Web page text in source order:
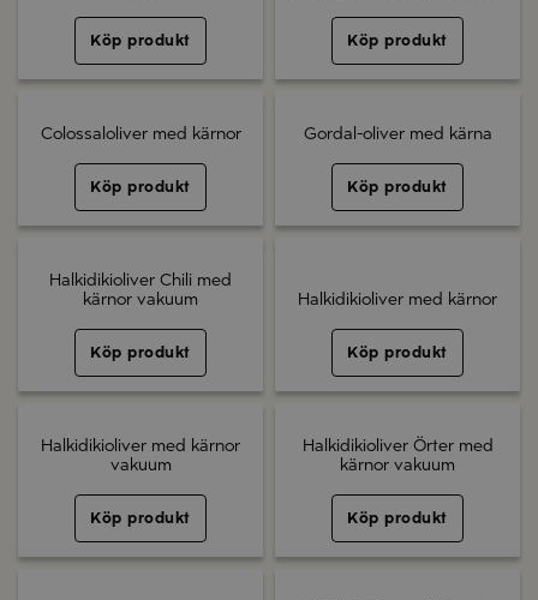
Köp produkt Köp produkt
Colossaloliver med kärnor
Köp produkt
Gordal-oliver med kärna
Köp produkt
Halkidikioliver Chili med
kärnor vakuum
Köp produkt
Halkidikioliver med kärnor
Köp produkt
Halkidikioliver med kärnor
vakuum
Köp produkt
Halkidikioliver Örter med
kärnor vakuum
Köp produkt